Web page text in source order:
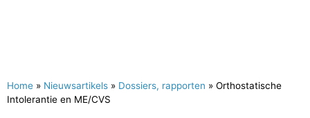
Home » Nieuwsartikels » Dossiers, rapporten » Orthostatische
Intolerantie en ME/CVS